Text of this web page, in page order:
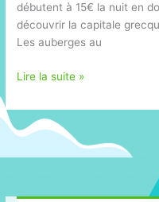
débutent à 15€ la nuit en
découvrir la capitale
Les auberges au
Top
meilleures
auberges
Athènes
Lire la suite »